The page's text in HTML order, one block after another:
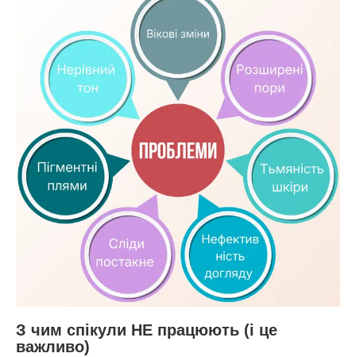
З чим спікули НЕ працюють (і це
важливо)